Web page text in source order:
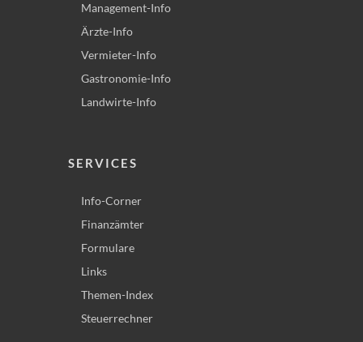
Management-Info
Ärzte-Info
Vermieter-Info
Gastronomie-Info
Landwirte-Info
SERVICES
Info-Corner
Finanzämter
Formulare
Links
Themen-Index
Steuerrechner